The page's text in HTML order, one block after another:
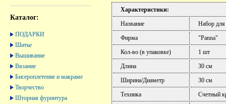
Каталог:
ПОДАРКИ
Шитье
Вышивание
Вязание
Бисероплетение и макраме
Творчество
Шторная фурнитура
Характеристики:
Название
Набор
Фирма
"Panna"
Кол-во (в упаковке)
1 шт
Длина
30 см
Ширина/Диаметр
30 см
Техника
Счетный